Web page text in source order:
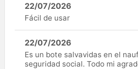
22/07/2026
Fácil de usar
22/07/2026
Es un bote salvavidas en el
seguridad social. Todo mi